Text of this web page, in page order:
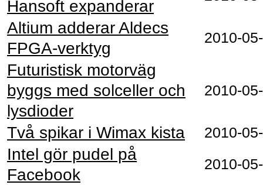
Hansoft expanderar
Altium adderar Aldecs
FPGA-verktyg
Futuristisk motorväg
byggs med solceller och
lysdioder
Två spikar i Wimax kista
Intel gör pudel på
Facebook